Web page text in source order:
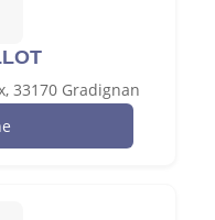
33170 Gradignan